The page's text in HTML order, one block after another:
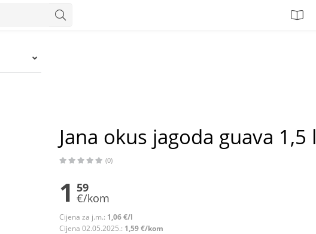
Jana okus jagoda guava 1,5 l
(0)
1 59
€/kom
Cijena za j.m.: 1,06 €/l
Cijena 02.05.2025.: 1,59 €/kom